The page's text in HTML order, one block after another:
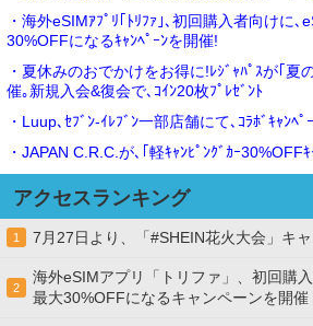
・海外eSIMｱﾌﾟﾘ｢ﾄﾘﾌｧ｣､初回購入者向けに､
30%OFFになるｷｬﾝﾍﾟｰﾝを開催!
・夏休みのおでかけをお得に!ﾚｼﾞｬﾊﾟｽが｢夏
催｡新規入会&復会で､ｺｲﾝ20枚ﾌﾟﾚｾﾞﾝﾄ
・Luup､ｾﾌﾞﾝ‐ｲﾚﾌﾞﾝ一部店舗にて､ｺﾗﾎﾞｷｬﾝﾍ
・JAPAN C.R.C.が､｢軽ｷｬﾝﾋﾟﾝｸﾞｶｰ30%OFF
アクセスランキング
1 7月27日より、「#SHEIN花火大会」キ
2
海外eSIMアプリ「トリファ」、初回購
最大30%OFFになるキャンペーンを開催